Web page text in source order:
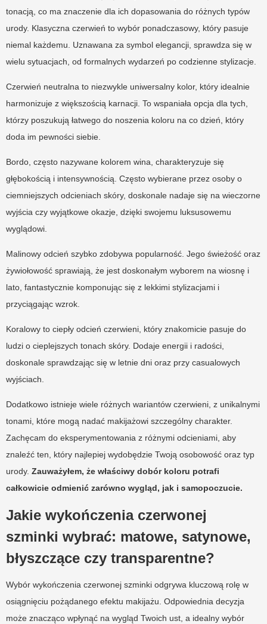
tonacją, co ma znaczenie dla ich dopasowania do różnych typów
urody. Klasyczna czerwień to wybór ponadczasowy, który pasuje
niemal każdemu. Uznawana za symbol elegancji, sprawdza się w
wielu sytuacjach, od formalnych wydarzeń po codzienne stylizacje.
Czerwień neutralna to niezwykle uniwersalny kolor, który idealnie
harmonizuje z większością karnacji. To wspaniała opcja dla tych,
którzy poszukują łatwego do noszenia koloru na co dzień, który
doda im pewności siebie.
Bordo, często nazywane kolorem wina, charakteryzuje się
głębokością i intensywnością. Często wybierane przez osoby o
ciemniejszych odcieniach skóry, doskonale nadaje się na wieczorne
wyjścia czy wyjątkowe okazje, dzięki swojemu luksusowemu
wyglądowi.
Malinowy odcień szybko zdobywa popularność. Jego świeżość oraz
żywiołowość sprawiają, że jest doskonałym wyborem na wiosnę i
lato, fantastycznie komponując się z lekkimi stylizacjami i
przyciągając wzrok.
Koralowy to ciepły odcień czerwieni, który znakomicie pasuje do
ludzi o cieplejszych tonach skóry. Dodaje energii i radości,
doskonale sprawdzając się w letnie dni oraz przy casualowych
wyjściach.
Dodatkowo istnieje wiele różnych wariantów czerwieni, z unikalnymi
tonami, które mogą nadać makijażowi szczególny charakter.
Zachęcam do eksperymentowania z różnymi odcieniami, aby
znaleźć ten, który najlepiej wydobędzie Twoją osobowość oraz typ
urody. Zauważyłem, że właściwy dobór koloru potrafi
całkowicie odmienić zarówno wygląd, jak i samopoczucie.
Jakie wykończenia czerwonej
szminki wybrać: matowe, satynowe,
błyszczące czy transparentne?
Wybór wykończenia czerwonej szminki odgrywa kluczową rolę w
osiągnięciu pożądanego efektu makijażu. Odpowiednia decyzja
może znacząco wpłynąć na wygląd Twoich ust, a idealny wybór